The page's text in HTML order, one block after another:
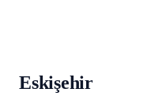
Eskişehir